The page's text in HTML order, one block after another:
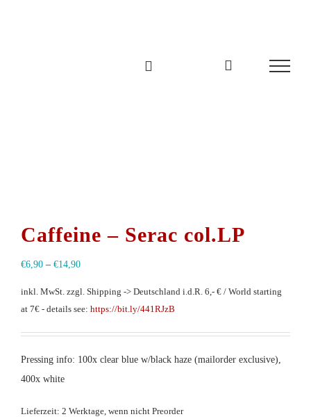
Caffeine – Serac col.LP
€6,90 – €14,90
inkl. MwSt. zzgl. Shipping -> Deutschland i.d.R. 6,- € / World starting
at 7€ - details see: https://bit.ly/441RJzB
Pressing info: 100x clear blue w/black haze (mailorder exclusive),
400x white
Lieferzeit: 2 Werktage, wenn nicht Preorder